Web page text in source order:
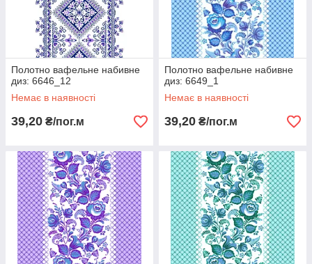
Полотно вафельне набивне
диз: 6646_12
Немає в наявності
39,20 ₴/пог.м
Полотно вафельне набивне
диз: 6649_1
Немає в наявності
39,20 ₴/пог.м